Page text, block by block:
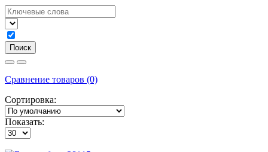
Сравнение товаров (0)
Сортировка:
Показать: